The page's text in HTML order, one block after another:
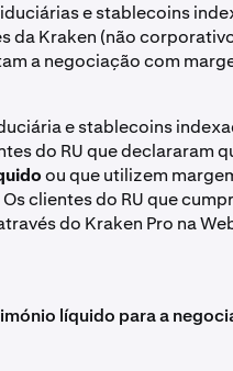
e stablecoins
Kraken (não
a negociação com
e stablecoins
do RU que declararam
ou que utilizem
Os clientes do RU que
do Kraken Pro na
líquido para a